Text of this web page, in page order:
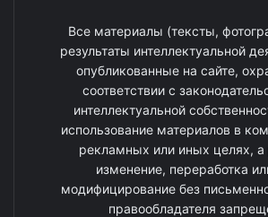
Все материалы (тексты,
результаты интеллектуальной
опубликованные на сайте,
соответствии с
интеллектуальной
использование материалов в
рекламных или иных целях, а
изменение, переработка
модифицирование без
правообладателя